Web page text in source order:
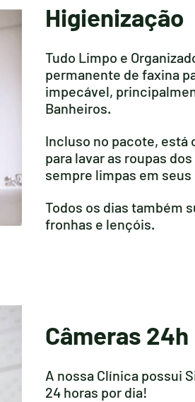
Higienização
Tudo Limpo e
permanente de faxina
impecável,
Banheiros.
Incluso no pacote, está
para lavar as roupas
sempre limpas em
Todos os dias também
fronhas e lençóis.
Câmeras 24h
A nossa Clínica possui
24 horas por dia!